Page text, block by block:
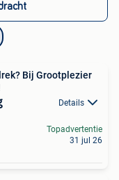
Bij Grootplezier
Details
Topadvertentie
31 jul 26